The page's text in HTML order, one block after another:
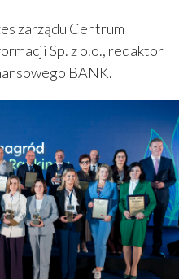
zarządu Centrum
Sp. z o.o., redaktor
BANK.